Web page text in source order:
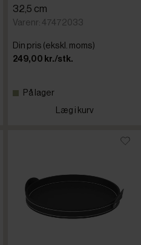
32,5 cm
Varenr: 47472033
Din pris (ekskl. moms)
249,00 kr./stk.
På lager
Læg i kurv